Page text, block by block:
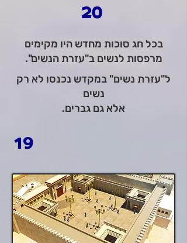
20
בכל חג סוכות מחדש היו מקימים
מרפסות לנשים ב"עזרת הנשים".
ל"עזרת נשים" במקדש נכנסו לא רק
נשים
אלא גם גברים.
19